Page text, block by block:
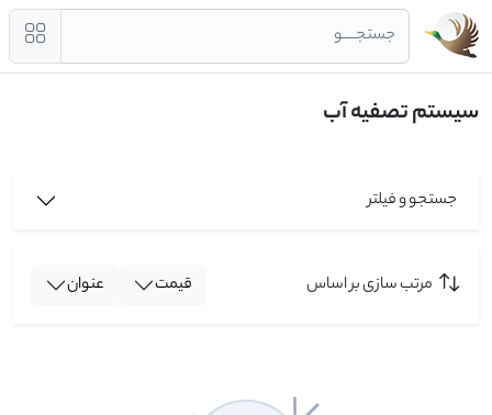
جستجــــو
سیستم تصفیه آب
جستجو و فیلتر
مرتب سازی بر اساس قیمت عنوان